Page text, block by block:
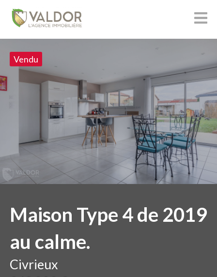
Vendu
Maison Type 4 de 2019
au calme.
Civrieux